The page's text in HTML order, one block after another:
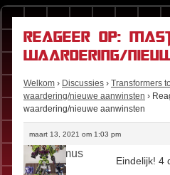
Reageer op:
waardering/
Welkom › Discussies › Transformers
waardering/nieuwe aanwinsten ›
waardering/nieuwe aanwinsten
maart 13, 2021 om 1:03 pm
darthprimus
Rol:Fan
Eindelijk! 4